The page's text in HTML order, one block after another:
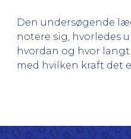
Den undersøgende
notere sig, hvorledes
hvordan og hvor
med hvilken kraft det